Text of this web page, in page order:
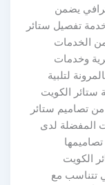
يضمن
تفصيل ستائر
الخدمات
وخدمات
لتلبية
ستائر الكويت
من تصاميم ستائر
المفضلة لدى
الكويت
تتناسب مع